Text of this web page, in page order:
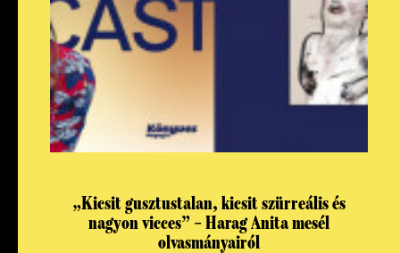
„Kicsit gusztustalan, kicsit szürreális és
nagyon vicces” – Harag Anita mesél
olvasmányairól